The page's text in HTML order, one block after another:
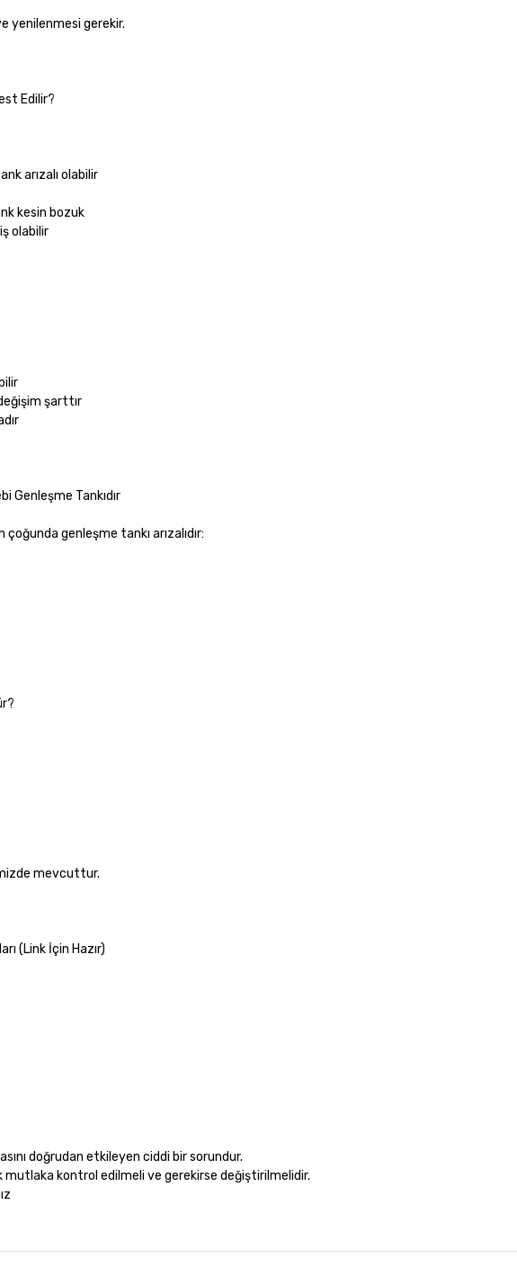
yenilenmesi gerekir.
Edilir?
arızalı olabilir
kesin bozuk
olabilir
şarttır
Genleşme Tankıdır
çoğunda genleşme tankı arızalıdır:
mevcuttur.
(Link İçin Hazır)
doğrudan etkileyen ciddi bir sorundur.
mutlaka kontrol edilmeli ve gerekirse değiştirilmelidir.